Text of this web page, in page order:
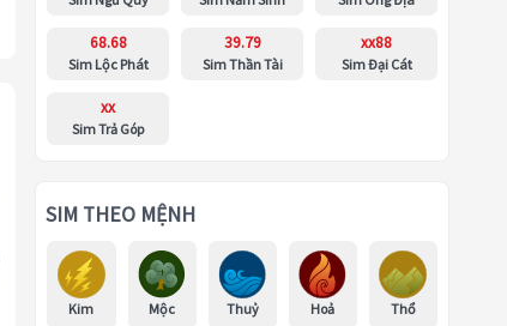
68.68
Sim Lộc Phát
39.79
Sim Thần Tài
xx88
Sim Đại Cát
xx
Sim Trả Góp
SIM THEO MỆNH
Kim Mộc Thuỷ Hoả Thổ